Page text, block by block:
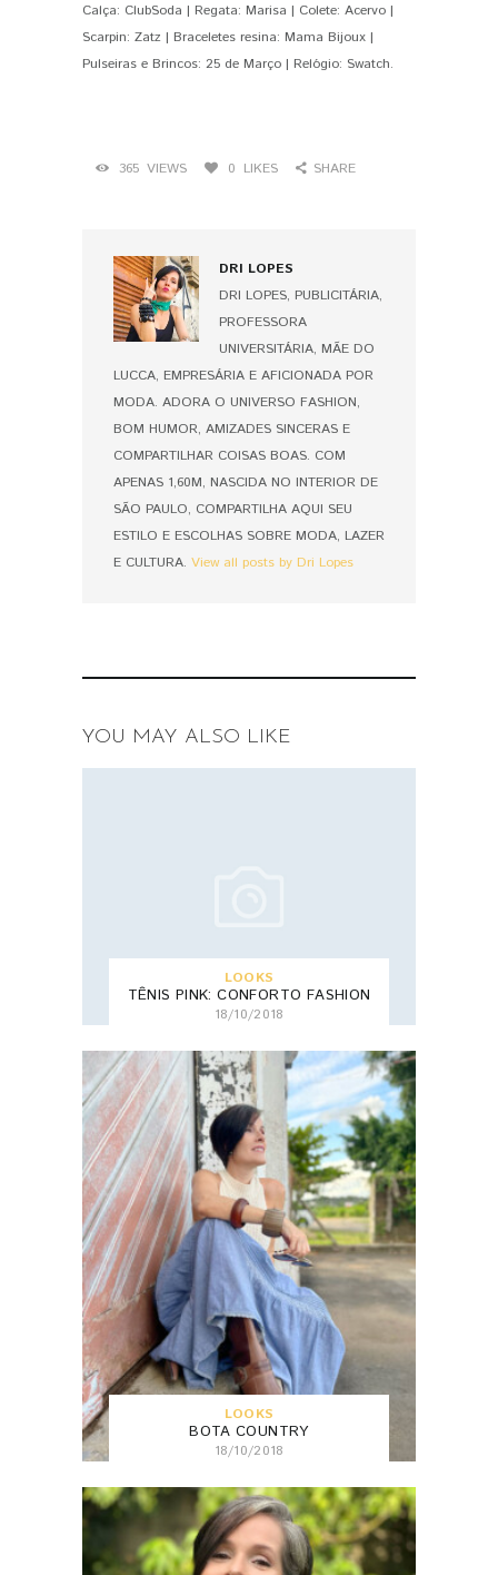
Calça: ClubSoda | Regata: Marisa | Colete: Acervo |
Scarpin: Zatz | Braceletes resina: Mama Bijoux |
Pulseiras e Brincos: 25 de Março | Relógio: Swatch.
365 VIEWS 0 LIKES SHARE
DRI LOPES
DRI LOPES, PUBLICITÁRIA,
PROFESSORA
UNIVERSITÁRIA, MÃE DO
LUCCA, EMPRESÁRIA E AFICIONADA POR
MODA. ADORA O UNIVERSO FASHION,
BOM HUMOR, AMIZADES SINCERAS E
COMPARTILHAR COISAS BOAS. COM
APENAS 1,60M, NASCIDA NO INTERIOR DE
SÃO PAULO, COMPARTILHA AQUI SEU
ESTILO E ESCOLHAS SOBRE MODA, LAZER
E CULTURA. View all posts by Dri Lopes
YOU MAY ALSO LIKE
LOOKS
TÊNIS PINK: CONFORTO FASHION
18/10/2018
LOOKS
BOTA COUNTRY
18/10/2018